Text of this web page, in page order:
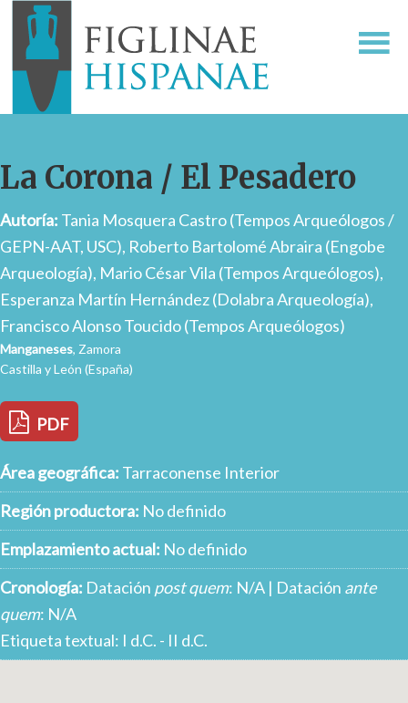
La Corona / El Pesadero
Autoría: Tania Mosquera Castro (Tempos Arqueólogos /
GEPN-AAT, USC), Roberto Bartolomé Abraira (Engobe
Arqueología), Mario César Vila (Tempos Arqueólogos),
Esperanza Martín Hernández (Dolabra Arqueología),
Francisco Alonso Toucido (Tempos Arqueólogos)
Manganeses, Zamora
Castilla y León (España)
PDF
Área geográfica: Tarraconense Interior
Región productora: No definido
Emplazamiento actual: No definido
Cronología: Datación post quem: N/A | Datación ante
quem: N/A
Etiqueta textual: I d.C. - II d.C.